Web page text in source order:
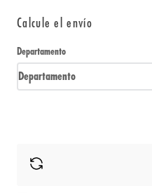
Calcule el envío
Departamento
Departamento